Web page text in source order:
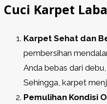
Cuci Karpet
Karpet Sehat dan
pembersihan
Anda bebas dari
Sehingga, karpet
Pemulihan Kondisi